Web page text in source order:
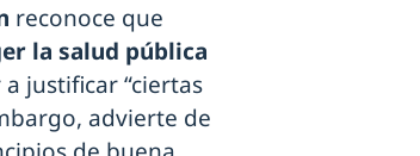
reconoce que
la salud pública
justificar “ciertas
advierte de